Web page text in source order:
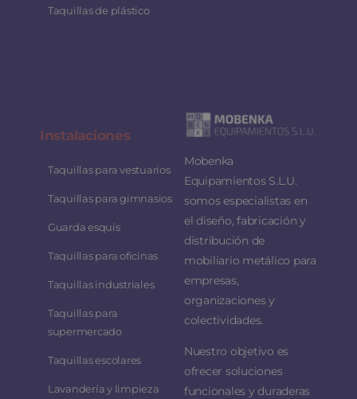
Taquillas de plástico
Instalaciones
Taquillas para vestuarios
Taquillas para gimnasios
Guarda esquís
Taquillas para oficinas
Taquillas industriales
Taquillas para
supermercado
Taquillas escolares
Lavandería y limpieza
Mobenka
Equipamientos S.L.U.
somos especialistas en
el diseño, fabricación y
distribución de
mobiliario metálico para
empresas,
organizaciones y
colectividades.
Nuestro objetivo es
ofrecer soluciones
funcionales y duraderas